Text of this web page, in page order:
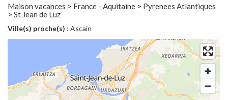
Maison vacances > France - Aquitaine > Pyrenees Atlantiques
> St Jean de Luz
Ville(s) proche(s) : Ascain